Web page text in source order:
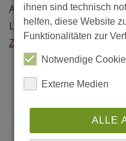
Architekt: RHWL
London
Zurück
ihnen sind technisch
helfen, diese Website
Funktionalitäten zur
Notwendige
Externe Medien
ALLE